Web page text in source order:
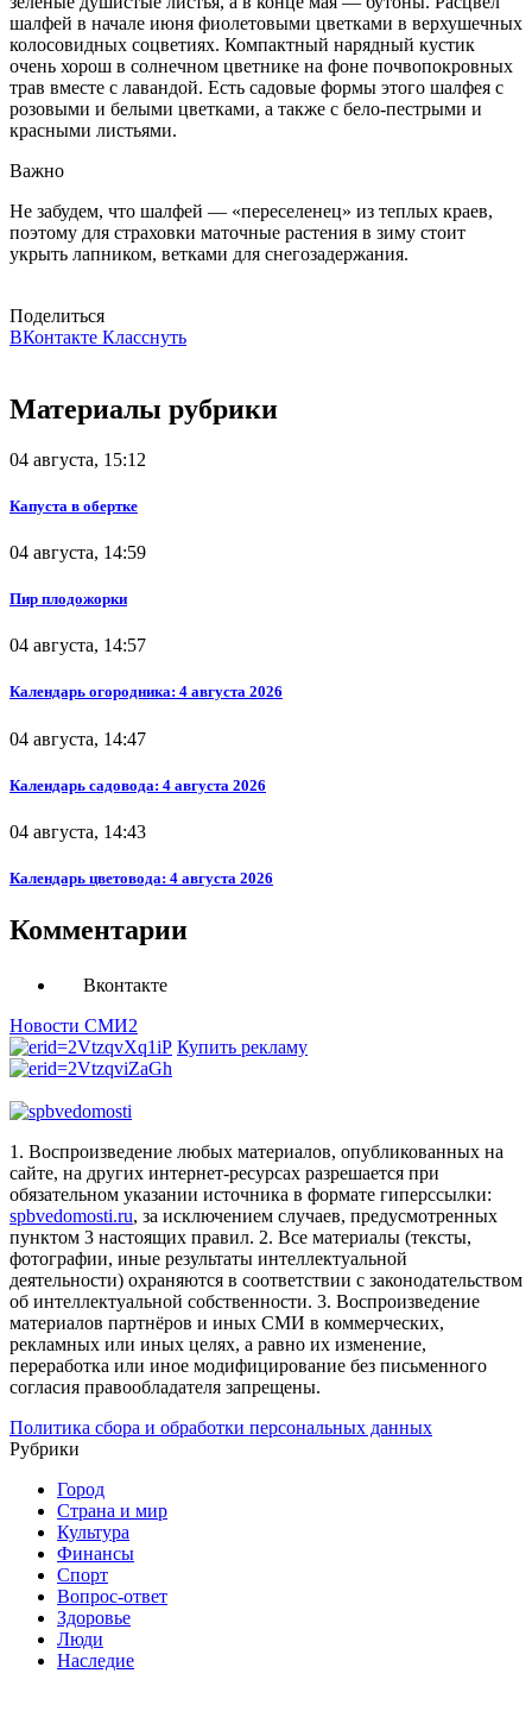
шалфей в начале июня фиолетовыми цветками в верхушечных
колосовидных соцветиях. Компактный нарядный кустик
очень хорош в солнечном цветнике на фоне почвопокровных
трав вместе с лавандой. Есть садовые формы этого шалфея с
розовыми и белыми цветками, а также с бело-пест­рыми и
красными листьями.
Важно
Не забудем, что шалфей — «переселенец» из теплых краев,
поэтому для страховки маточные растения в зиму стоит
укрыть лапником, ветками для снегозадержания.
Поделиться
ВКонтакте Класснуть
Материалы рубрики
04 августа, 15:12
Капуста в обертке
04 августа, 14:59
Пир плодожорки
04 августа, 14:57
Календарь огородника: 4 августа 2026
04 августа, 14:47
Календарь садовода: 4 августа 2026
04 августа, 14:43
Календарь цветовода: 4 августа 2026
Комментарии
Вконтакте
Новости СМИ2
Купить рекламу
1. Воспроизведение любых материалов, опубликованных на
сайте, на других интернет-ресурсах разрешается при
обязательном указании источника в формате гиперссылки:
spbvedomosti.ru, за исключением случаев, предусмотренных
пунктом 3 настоящих правил. 2. Все материалы (тексты,
фотографии, иные результаты интеллектуальной
деятельности) охраняются в соответствии с законодательством
об интеллектуальной собственности. 3. Воспроизведение
материалов партнёров и иных СМИ в коммерческих,
рекламных или иных целях, а равно их изменение,
переработка или иное модифицирование без письменного
согласия правообладателя запрещены.
Политика сбора и обработки персональных данных
Рубрики
Город
Страна и мир
Культура
Финансы
Спорт
Вопрос-ответ
Здоровье
Люди
Наследие